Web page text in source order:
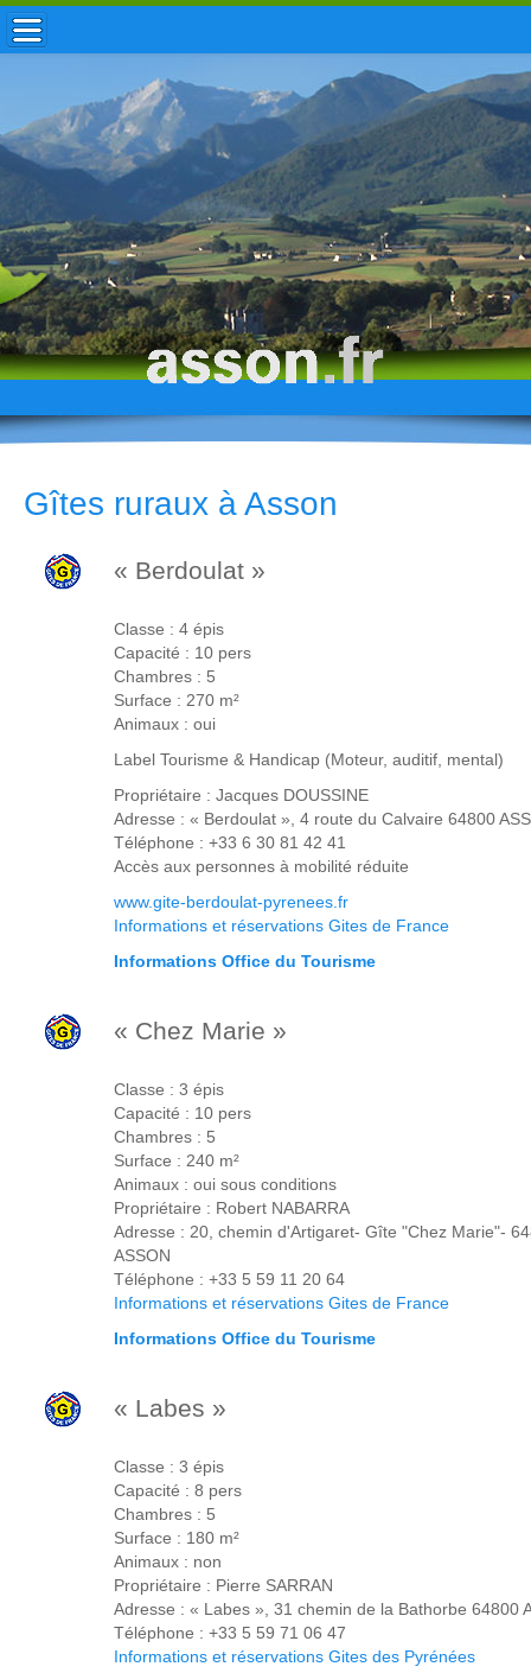
ACCUEIL / INFOS
MUNICIPALITÉ
VIE LOCALE
ENFANCE
TOURISME
HISTOIRE
Gîtes ruraux à Asson
« Berdoulat »
Classe : 4 épis
Capacité : 10 pers
Chambres : 5
Surface : 270 m²
Animaux : oui
Label Tourisme & Handicap (Moteur, auditif, mental)
Propriétaire : Jacques DOUSSINE
Adresse : « Berdoulat », 4 route du Calvaire 64800
Téléphone : +33 6 30 81 42 41
Accès aux personnes à mobilité réduite
www.gite-berdoulat-pyrenees.fr
Informations et réservations Gites de France
Informations Office du Tourisme
« Chez Marie »
Classe : 3 épis
Capacité : 10 pers
Chambres : 5
Surface : 240 m²
Animaux : oui sous conditions
Propriétaire : Robert NABARRA
Adresse : 20, chemin d'Artigaret- Gîte "Chez Marie"-
ASSON
Téléphone : +33 5 59 11 20 64
Informations et réservations Gites de France
Informations Office du Tourisme
« Labes »
Classe : 3 épis
Capacité : 8 pers
Chambres : 5
Surface : 180 m²
Animaux : non
Propriétaire : Pierre SARRAN
Adresse : « Labes », 31 chemin de la Bathorbe 64800
Téléphone : +33 5 59 71 06 47
Informations et réservations Gites des Pyrénées